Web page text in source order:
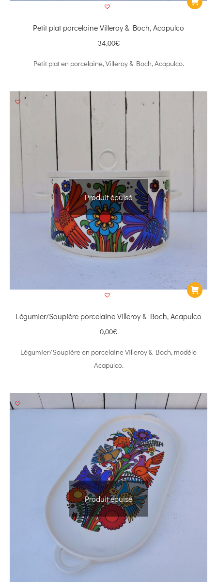
Petit plat porcelaine Villeroy & Boch, Acapulco
34,00€
Petit plat en porcelaine, Villeroy & Boch, Acapulco.
Produit épuisé
Légumier/Soupière porcelaine Villeroy & Boch, Acapulco
0,00€
Légumier/Soupière en porcelaine Villeroy & Boch, modèle
Acapulco.
Produit épuisé